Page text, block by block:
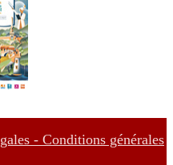
- Conditions générales